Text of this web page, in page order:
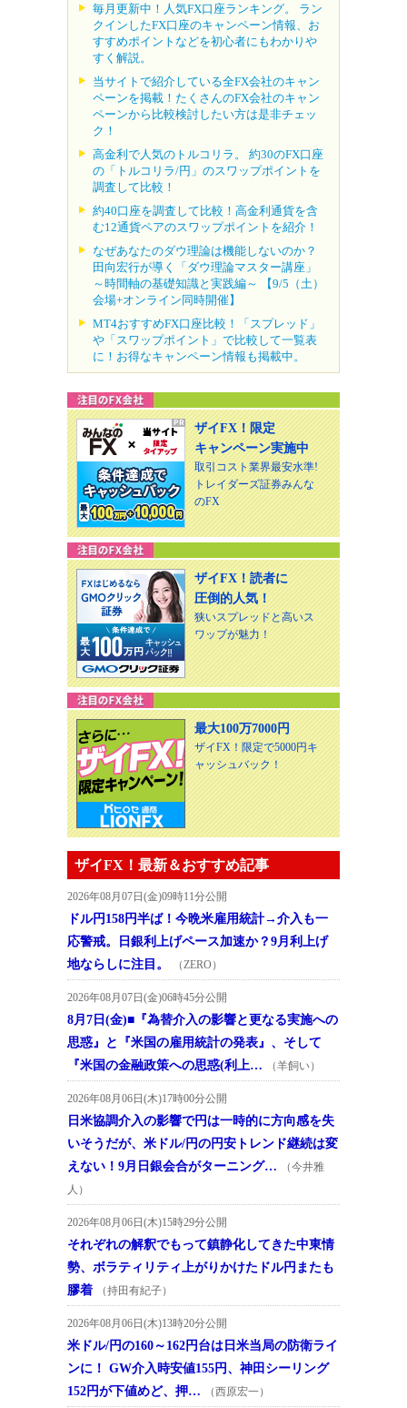
毎月更新中！人気FX口座ランキング。 ラン
クインしたFX口座のキャンペーン情報、お
すすめポイントなどを初心者にもわかりや
すく解説。
当サイトで紹介している全FX会社のキャン
ペーンを掲載！たくさんのFX会社のキャン
ペーンから比較検討したい方は是非チェッ
ク！
高金利で人気のトルコリラ。 約30のFX口座
の「トルコリラ/円」のスワップポイントを
調査して比較！
約40口座を調査して比較！高金利通貨を含
む12通貨ペアのスワップポイントを紹介！
なぜあなたのダウ理論は機能しないのか？
田向宏行が導く「ダウ理論マスター講座」
～時間軸の基礎知識と実践編～ 【9/5（土）
会場+オンライン同時開催】
MT4おすすめFX口座比較！「スプレッド」
や「スワップポイント」で比較して一覧表
に！お得なキャンペーン情報も掲載中。
ザイFX！限定
キャンペーン実施中
取引コスト業界最安水準!
トレイダーズ証券みんな
のFX
ザイFX！読者に
圧倒的人気！
狭いスプレッドと高いス
ワップが魅力！
最大100万7000円
ザイFX！限定で5000円キ
ャッシュバック！
ザイFX！最新＆おすすめ記事
2026年08月07日(金)09時11分公開
ドル円158円半ば！今晩米雇用統計→介入も一
応警戒。日銀利上げペース加速か？9月利上げ
地ならしに注目。
（ZERO）
2026年08月07日(金)06時45分公開
8月7日(金)■『為替介入の影響と更なる実施への
思惑』と『米国の雇用統計の発表』、そして
『米国の金融政策への思惑(利上…
（羊飼い）
2026年08月06日(木)17時00分公開
日米協調介入の影響で円は一時的に方向感を失
いそうだが、米ドル/円の円安トレンド継続は変
えない！9月日銀会合がターニング…
（今井雅
人）
2026年08月06日(木)15時29分公開
それぞれの解釈でもって鎮静化してきた中東情
勢、ボラティリティ上がりかけたドル円またも
膠着
（持田有紀子）
2026年08月06日(木)13時20分公開
米ドル/円の160～162円台は日米当局の防衛ライ
ンに！ GW介入時安値155円、神田シーリング
152円が下値めど、押…
（西原宏一）